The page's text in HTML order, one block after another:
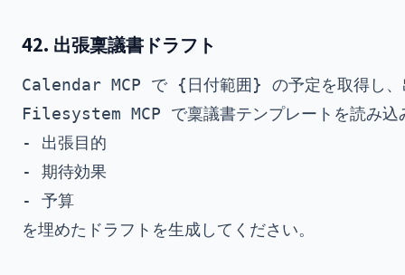
42. 出張稟議書ドラフト
Calendar MCP で {日付範囲} の予定を取得し、
Filesystem MCP で稟議書テンプレートを読み込
- 出張目的
- 期待効果
- 予算